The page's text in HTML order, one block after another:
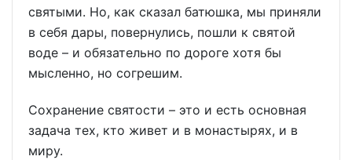
святыми. Но, как сказал батюшка, мы приняли
в себя дары, повернулись, пошли к святой
воде – и обязательно по дороге хотя бы
мысленно, но согрешим.
Сохранение святости – это и есть основная
задача тех, кто живет и в монастырях, и в
миру.